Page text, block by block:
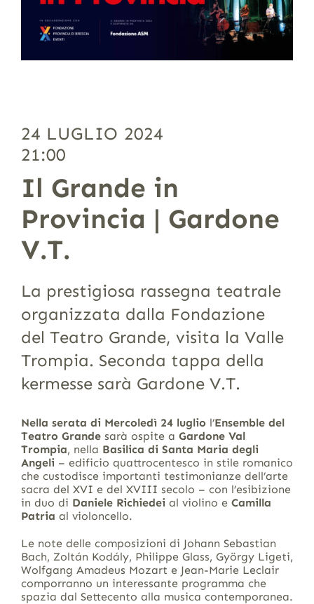
24 LUGLIO 2024
21:00
Il Grande in
Provincia | Gardone
V.T.
La prestigiosa rassegna teatrale
organizzata dalla Fondazione
del Teatro Grande, visita la Valle
Trompia. Seconda tappa della
kermesse sarà Gardone V.T.
Nella serata di Mercoledì 24 luglio l’Ensemble del
Teatro Grande sarà ospite a Gardone Val
Trompia, nella Basilica di Santa Maria degli
Angeli – edificio quattrocentesco in stile romanico
che custodisce importanti testimonianze dell’arte
sacra del XVI e del XVIII secolo – con l’esibizione
in duo di Daniele Richiedei al violino e Camilla
Patria al violoncello.
Le note delle composizioni di Johann Sebastian
Bach, Zoltán Kodály, Philippe Glass, György Ligeti,
Wolfgang Amadeus Mozart e Jean-Marie Leclair
comporranno un interessante programma che
spazia dal Settecento alla musica contemporanea.